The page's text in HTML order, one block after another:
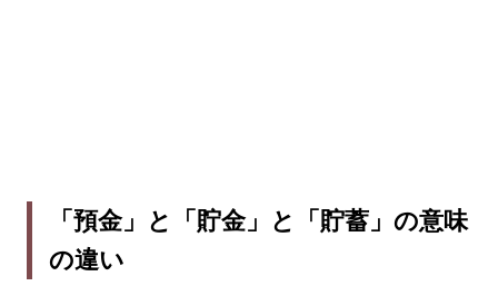
「預金」と「貯金」と「貯蓄」の意味
の違い